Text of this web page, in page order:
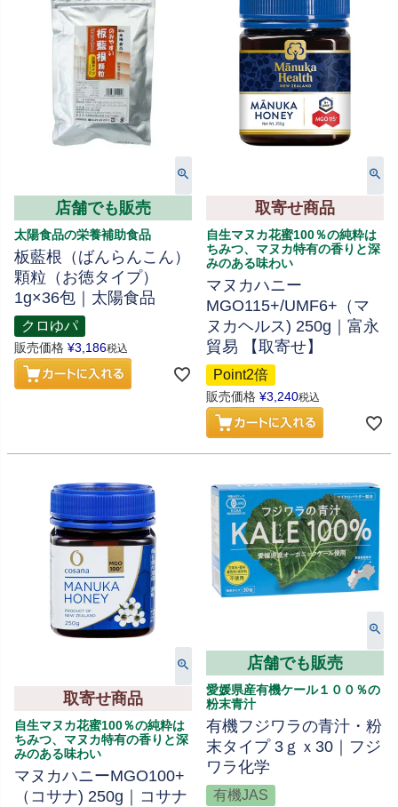
店舗でも販売
太陽食品の栄養補助食品
板藍根（ばんらんこん）
顆粒（お徳タイプ）
1g×36包｜太陽食品
クロゆパ
販売価格 ¥3,186税込
取寄せ商品
自生マヌカ花蜜100％の純粋は
ちみつ、マヌカ特有の香りと深
みのある味わい
マヌカハニー
MGO115+/UMF6+（マ
ヌカヘルス) 250g｜富永
貿易 【取寄せ】
Point2倍
販売価格 ¥3,240税込
取寄せ商品
自生マヌカ花蜜100％の純粋は
ちみつ、マヌカ特有の香りと深
みのある味わい
マヌカハニーMGO100+
（コサナ) 250g｜コサナ
店舗でも販売
愛媛県産有機ケール１００％の
粉末青汁
有機フジワラの青汁・粉
末タイプ 3ｇｘ30｜フジ
ワラ化学
有機JAS